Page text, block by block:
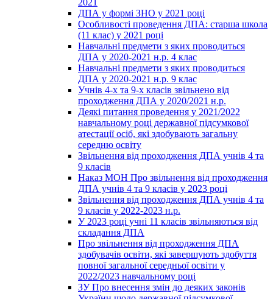
ДПА у формі ЗНО у 2021 році
Особливості проведення ДПА: старша школа
(11 клас) у 2021 році
Навчальні предмети з яких проводиться
ДПА у 2020-2021 н.р. 4 клас
Навчальні предмети з яких проводиться
ДПА у 2020-2021 н.р. 9 клас
Учнів 4-х та 9-х класів звільнено від
проходження ДПА у 2020/2021 н.р.
Деякі питання проведення у 2021/2022
навчальному році державної підсумкової
атестації осіб, які здобувають загальну
середню освіту
Звільнення від проходження ДПА учнів 4 та
9 класів
Наказ МОН Про звільнення від проходження
ДПА учнів 4 та 9 класів у 2023 році
Звільнення від проходження ДПА учнів 4 та
9 класів у 2022-2023 н.р.
У 2023 році учні 11 класів звільняються від
складання ДПА
Про звільнення від проходження ДПА
здобувачів освіти, які завершують здобуття
повної загальної середньої освіти у
2022/2023 навчальному році
ЗУ Про внесення змін до деяких законів